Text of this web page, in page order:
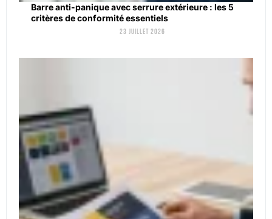
Barre anti-panique avec serrure extérieure : les 5
critères de conformité essentiels
23 juillet 2026